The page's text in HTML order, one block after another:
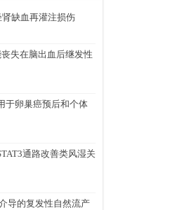
缺血再灌注损伤
失在脑出血后继发性
于卵巢癌预后和个体
通路改善类风湿关
导的复发性自然流产